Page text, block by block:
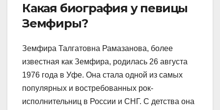
Какая биография у певицы
Земфиры?
Земфира Талгатовна Рамазанова, более
известная как Земфира, родилась 26 августа
1976 года в Уфе. Она стала одной из самых
популярных и востребованных рок-
исполнительниц в России и СНГ. С детства она